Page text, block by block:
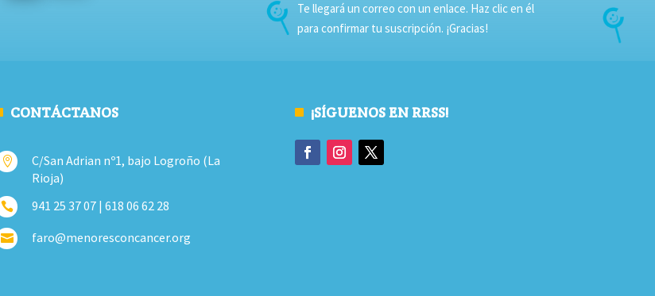
Te llegará un correo con un enlace. Haz clic en él
para confirmar tu suscripción. ¡Gracias!
CONTÁCTANOS

C/San Adrian nº1, bajo Logroño (La
Rioja)
 941 25 37 07 | 618 06 62 28
 faro@menoresconcancer.org
¡SÍGUENOS EN RRSS!